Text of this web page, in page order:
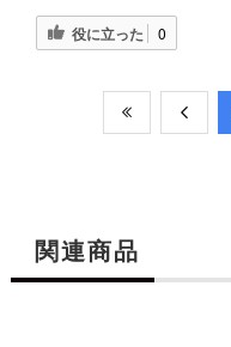
役に立った 0
関連商品